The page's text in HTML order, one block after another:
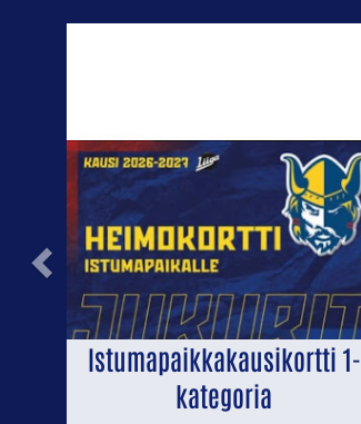
Istumapaikkakausikortti 1-
kategoria
Previous